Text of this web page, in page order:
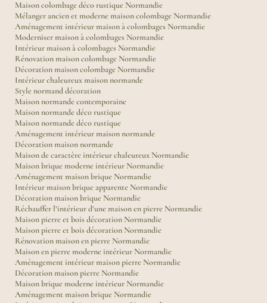
Maison colombage déco rustique Normandie
Mélanger ancien et moderne maison colombage Normandie
Aménagement intérieur maison à colombages Normandie
Moderniser maison à colombages Normandie
Intérieur maison à colombages Normandie
Rénovation maison colombage Normandie
Décoration maison colombage Normandie
Intérieur chaleureux maison normande
Style normand décoration
Maison normande contemporaine
Maison normande déco rustique
Maison normande déco rustique
Aménagement intérieur maison normande
Décoration maison normande
Maison de caractère intérieur chaleureux Normandie
Maison brique moderne intérieur Normandie
Aménagement maison brique Normandie
Intérieur maison brique apparente Normandie
Décoration maison brique Normandie
Réchauffer l’intérieur d’une maison en pierre Normandie
Maison pierre et bois décoration Normandie
Maison pierre et bois décoration Normandie
Rénovation maison en pierre Normandie
Maison en pierre moderne intérieur Normandie
Aménagement intérieur maison pierre Normandie
Décoration maison pierre Normandie
Maison brique moderne intérieur Normandie
Aménagement maison brique Normandie